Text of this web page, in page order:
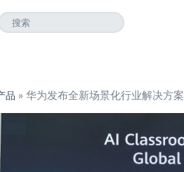
品 » 华为发布全新场景化行业解决方案